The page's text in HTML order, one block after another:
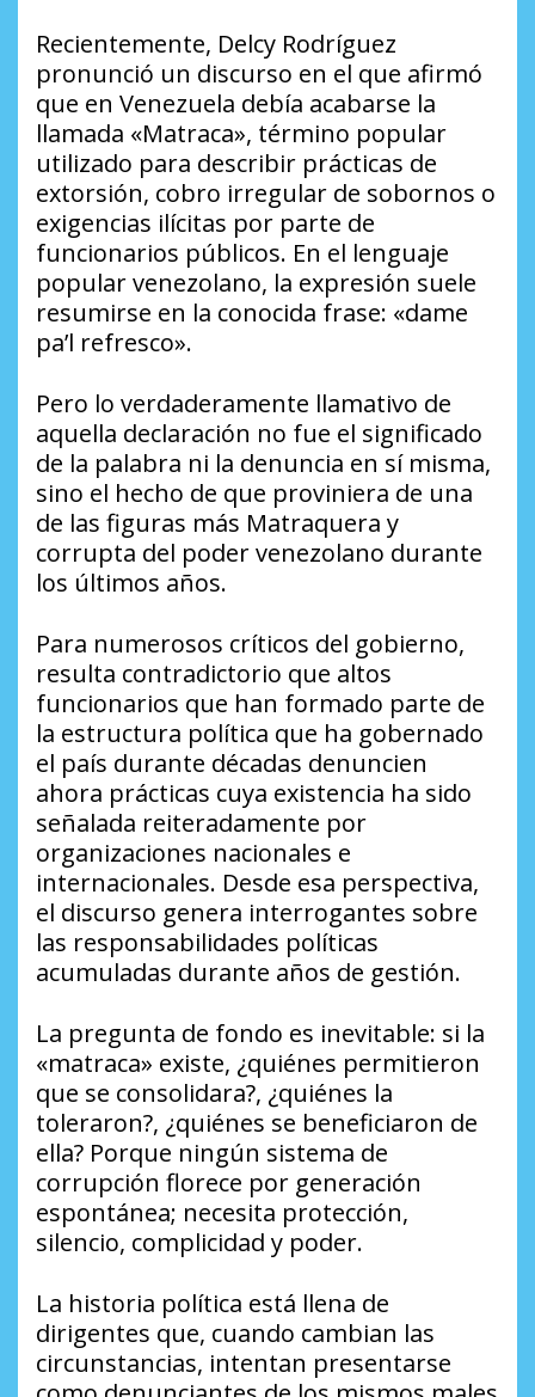
Recientemente, Delcy Rodríguez
pronunció un discurso en el que afirmó
que en Venezuela debía acabarse la
llamada «Matraca», término popular
utilizado para describir prácticas de
extorsión, cobro irregular de sobornos o
exigencias ilícitas por parte de
funcionarios públicos. En el lenguaje
popular venezolano, la expresión suele
resumirse en la conocida frase: «dame
pa’l refresco».
Pero lo verdaderamente llamativo de
aquella declaración no fue el significado
de la palabra ni la denuncia en sí misma,
sino el hecho de que proviniera de una
de las figuras más Matraquera y
corrupta del poder venezolano durante
los últimos años.
Para numerosos críticos del gobierno,
resulta contradictorio que altos
funcionarios que han formado parte de
la estructura política que ha gobernado
el país durante décadas denuncien
ahora prácticas cuya existencia ha sido
señalada reiteradamente por
organizaciones nacionales e
internacionales. Desde esa perspectiva,
el discurso genera interrogantes sobre
las responsabilidades políticas
acumuladas durante años de gestión.
La pregunta de fondo es inevitable: si la
«matraca» existe, ¿quiénes permitieron
que se consolidara?, ¿quiénes la
toleraron?, ¿quiénes se beneficiaron de
ella? Porque ningún sistema de
corrupción florece por generación
espontánea; necesita protección,
silencio, complicidad y poder.
La historia política está llena de
dirigentes que, cuando cambian las
circunstancias, intentan presentarse